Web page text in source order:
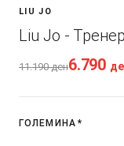
LIU JO
Liu Jo -
11.190ден6.790
ГОЛЕМИНА *